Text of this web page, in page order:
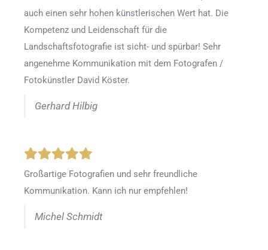
auch einen sehr hohen künstlerischen Wert hat. Die
Kompetenz und Leidenschaft für die
Landschaftsfotografie ist sicht- und spürbar! Sehr
angenehme Kommunikation mit dem Fotografen /
Fotokünstler David Köster.
Gerhard Hilbig
Großartige Fotografien und sehr freundliche
Kommunikation. Kann ich nur empfehlen!
Michel Schmidt